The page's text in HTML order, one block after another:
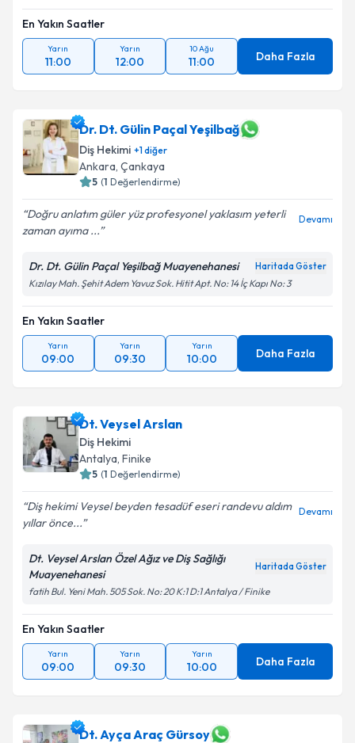
En Yakın Saatler
Yarın
11:00
Yarın
12:00
10 Ağu
11:00 Daha Fazla
Dr. Dt. Gülin Paçal Yeşilbağ
Diş Hekimi +1diğer
Ankara, Çankaya
5 (1 Değerlendirme)
Doğru anlatım güler yüz profesyonel yaklasım yeterli
zaman ayıma ...
Devamı
Dr. Dt. Gülin Paçal Yeşilbağ Muayenehanesi Haritada Göster
Kızılay Mah. Şehit Adem Yavuz Sok. Hitit Apt. No: 14 İç Kapı No: 3
En Yakın Saatler
Yarın
09:00
Yarın
09:30
Yarın
10:00 Daha Fazla
Dt. Veysel Arslan
Diş Hekimi
Antalya, Finike
5 (1 Değerlendirme)
Diş hekimi Veysel beyden tesadüf eseri randevu aldım
yıllar önce...
Devamı
Dt. Veysel Arslan Özel Ağız ve Diş Sağlığı
Muayenehanesi
Haritada Göster
fatih Bul. Yeni Mah. 505 Sok. No: 20 K:1 D:1 Antalya / Finike
En Yakın Saatler
Yarın
09:00
Yarın
09:30
Yarın
10:00 Daha Fazla
Dt. Ayça Araç Gürsoy